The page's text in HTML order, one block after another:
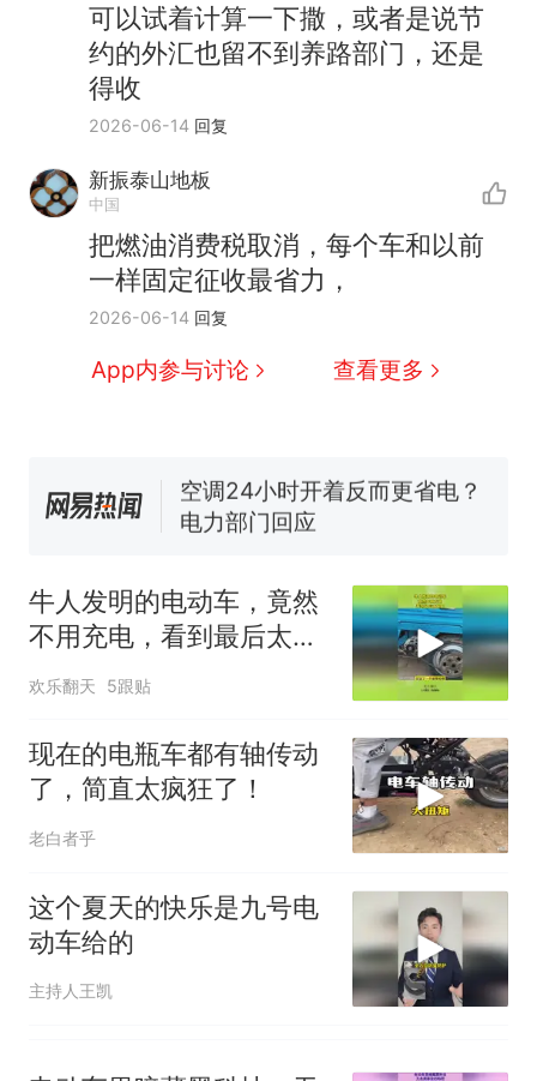
可以试着计算一下撒，或者是说节
约的外汇也留不到养路部门，还是
得收
2026-06-14 回复
新振泰山地板
中国
把燃油消费税取消，每个车和以前
一样固定征收最省力，
2026-06-14 回复
App内参与讨论 查看更多
热
全部作废，公平么？
新 全球唯一没有法定首都的国
家，刚改国名，总统就邀请中
国大使骑行绕了几乎整个国境
线一圈，还曾两次到中国寻根
搬家报价570元，搬到楼下交
5060元才肯搬上楼！女子傻眼
了……
视频丨只要一枚命中就能让航
佛山一中学招聘物理教师，笔
试前13名均遭淘汰？教育局：
核查
全部作废，公平么？
牛人发明的电动车，竟然
不用充电，看到最后太佩
欢乐翻天 5跟贴
现在的电瓶车都有轴传动
了，简直太疯狂了！
老白者乎
这个夏天的快乐是九号电
动车给的
主持人王凯